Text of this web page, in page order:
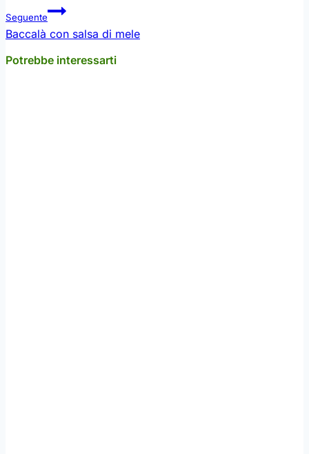
Seguente
Baccalà con salsa di mele
Potrebbe interessarti